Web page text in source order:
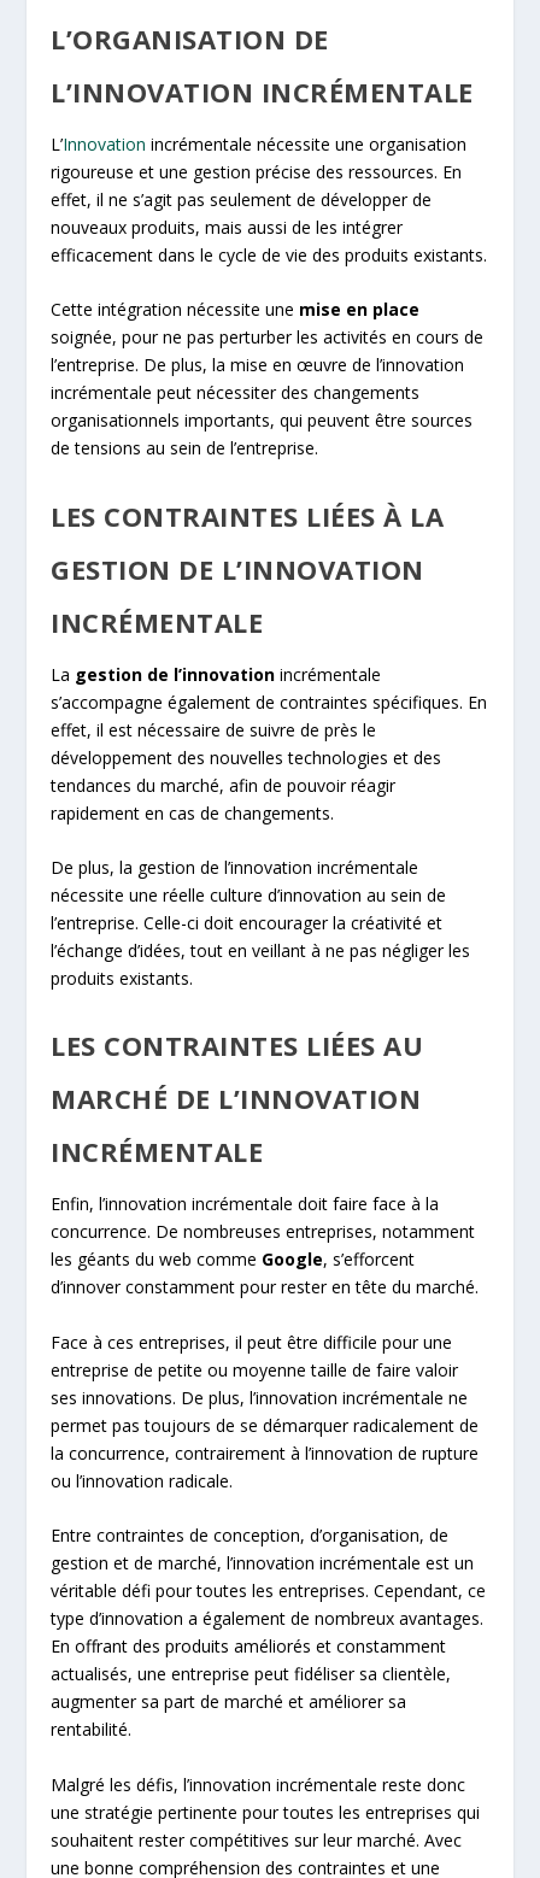
L’ORGANISATION DE
L’INNOVATION INCRÉMENTALE
L’Innovation incrémentale nécessite une organisation
rigoureuse et une gestion précise des ressources. En
effet, il ne s’agit pas seulement de développer de
nouveaux produits, mais aussi de les intégrer
efficacement dans le cycle de vie des produits existants.
Cette intégration nécessite une mise en place
soignée, pour ne pas perturber les activités en cours de
l’entreprise. De plus, la mise en œuvre de l’innovation
incrémentale peut nécessiter des changements
organisationnels importants, qui peuvent être sources
de tensions au sein de l’entreprise.
LES CONTRAINTES LIÉES À LA
GESTION DE L’INNOVATION
INCRÉMENTALE
La gestion de l’innovation incrémentale
s’accompagne également de contraintes spécifiques. En
effet, il est nécessaire de suivre de près le
développement des nouvelles technologies et des
tendances du marché, afin de pouvoir réagir
rapidement en cas de changements.
De plus, la gestion de l’innovation incrémentale
nécessite une réelle culture d’innovation au sein de
l’entreprise. Celle-ci doit encourager la créativité et
l’échange d’idées, tout en veillant à ne pas négliger les
produits existants.
LES CONTRAINTES LIÉES AU
MARCHÉ DE L’INNOVATION
INCRÉMENTALE
Enfin, l’innovation incrémentale doit faire face à la
concurrence. De nombreuses entreprises, notamment
les géants du web comme Google, s’efforcent
d’innover constamment pour rester en tête du marché.
Face à ces entreprises, il peut être difficile pour une
entreprise de petite ou moyenne taille de faire valoir
ses innovations. De plus, l’innovation incrémentale ne
permet pas toujours de se démarquer radicalement de
la concurrence, contrairement à l’innovation de rupture
ou l’innovation radicale.
Entre contraintes de conception, d’organisation, de
gestion et de marché, l’innovation incrémentale est un
véritable défi pour toutes les entreprises. Cependant, ce
type d’innovation a également de nombreux avantages.
En offrant des produits améliorés et constamment
actualisés, une entreprise peut fidéliser sa clientèle,
augmenter sa part de marché et améliorer sa
rentabilité.
Malgré les défis, l’innovation incrémentale reste donc
une stratégie pertinente pour toutes les entreprises qui
souhaitent rester compétitives sur leur marché. Avec
une bonne compréhension des contraintes et une